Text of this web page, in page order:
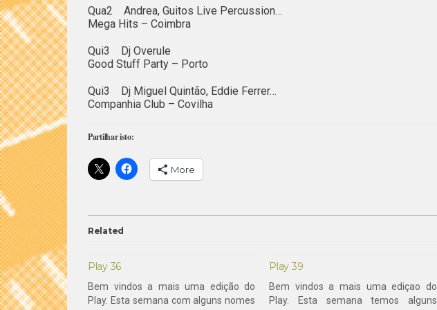
Qua2 Andrea, Guitos Live Percussion…
Mega Hits – Coimbra
Qui3 Dj Overule
Good Stuff Party – Porto
Qui3 Dj Miguel Quintão, Eddie Ferrer…
Companhia Club – Covilha
Partilhar isto:
More
Related
Play 36
Bem vindos a mais uma edição do
Play. Esta semana com alguns nomes
Play 39
Bem vindos a mais uma ediçao do
Play. Esta semana temos alguns